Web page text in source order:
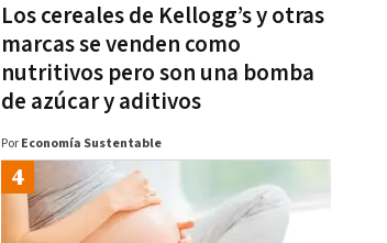
Los cereales de Kellogg’s y otras
marcas se venden como
nutritivos pero son una bomba
de azúcar y aditivos
Por Economía Sustentable